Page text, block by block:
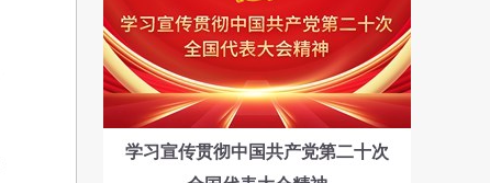
学习宣传贯彻中国共产党第二十次